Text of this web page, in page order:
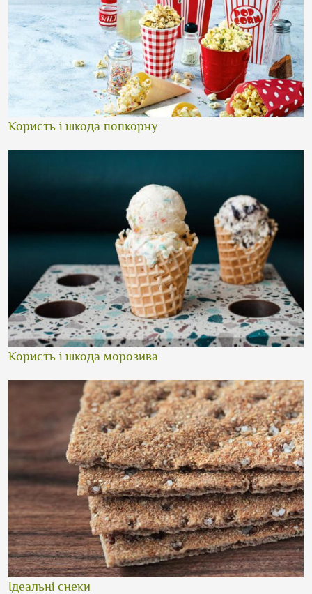
Користь і шкода попкорну
Користь і шкода морозива
Ідеальні снеки